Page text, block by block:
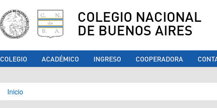
COLEGIO NACIONAL
DE BUENOS AIRES
COLEGIO ACADÉMICO INGRESO COOPERADORA
Se encuentra usted aquí
Inicio